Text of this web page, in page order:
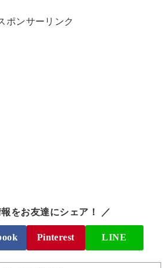
ポンサーリンク
をお友達にシェア！ ／
Pinterest LINE